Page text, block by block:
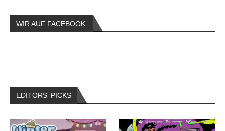
WIR AUF FACEBOOK:
EDITORS‘ PICKS